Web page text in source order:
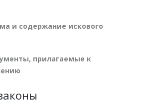
и содержание искового
прилагаемые к